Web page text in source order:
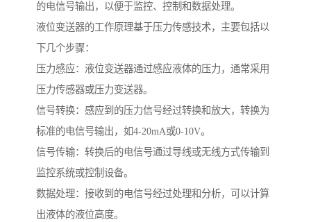
的电信号输出，以便于监控、控制和数据处理。
液位变送器的工作原理基于压力传感技术，主要包括以
下几个步骤：
压力感应：液位变送器通过感应液体的压力，通常采用
压力传感器或压力变送器。
信号转换：感应到的压力信号经过转换和放大，转换为
标准的电信号输出，如4-20mA或0-10V。
信号传输：转换后的电信号通过导线或无线方式传输到
监控系统或控制设备。
数据处理：接收到的电信号经过处理和分析，可以计算
出液体的液位高度。